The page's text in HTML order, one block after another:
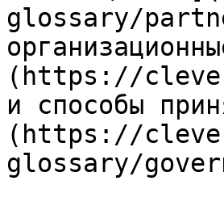
glossary/
(https://
и способы
(https://
glossary/